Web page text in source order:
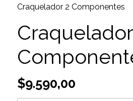
Craquelador 2 Componentes
$9.590,00